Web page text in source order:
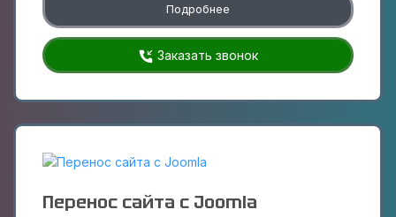
Подробнее
Заказать звонок
Перенос сайта с Joomla